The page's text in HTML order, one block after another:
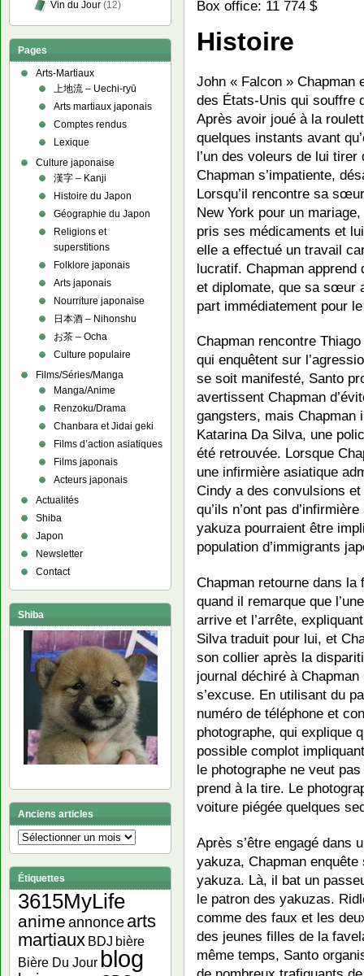
Box office: 11 774 $
Histoire
John « Falcon » Chapman
des États-Unis qui souffre
Après avoir joué à la
quelques instants avant
l’un des voleurs de lui
Chapman s’impatiente,
Lorsqu’il rencontre sa
New York pour un
pris ses médicaments et
elle a effectué un travail
lucratif. Chapman apprend
et diplomate, que sa sœur
part immédiatement pour
Chapman rencontre
qui enquêtent sur
se soit manifesté, Santo
avertissent Chapman
gangsters, mais Chapman
Katarina Da Silva, une
été retrouvée. Lorsque
une infirmière asiatique
Cindy a des convulsions et
qu’ils n’ont pas
yakuza pourraient être
population d’immigrants
Chapman retourne dans
quand il remarque que
arrive et l’arrête,
Silva traduit pour lui, et
son collier après la
journal déchiré à
s’excuse. En utilisant du
numéro de téléphone et
photographe, qui explique
possible complot
le photographe ne veut
prend à la tire. Le
voiture piégée quelques
Après s’être engagé dans
yakuza, Chapman
yakuza. Là, il bat un
le patron des yakuzas.
comme des faux et les
des jeunes filles de la
même temps, Santo
Vin du Jour (12)
Pages
Arts-Martiaux
上地流 – Uechi-ryū
Arts martiaux japonais
Comptes rendus
Lexique
Culture japonaise
漢字 – Kanji
Histoire du Japon
Géographie du Japon
Religions et
superstitions
Folklore japonais
Arts japonais
Nourriture japonaise
日本酒 – Nihonshu
お茶 – Ocha
Culture populaire
Films/Séries/Manga
Manga/Anime
Renzoku/Drama
Chanbara et Jidai geki
Films d’action asiatiques
Films japonais
Acteurs japonais
Actualités
Shiba
Japon
Newsletter
Contact
Shiba
Anciens articles
Anciens
articles
Étiquettes
3615MyLife
anime annonce arts
martiaux BDJ bière
Bière Du Jour blog